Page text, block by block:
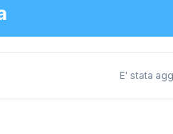
E' stata